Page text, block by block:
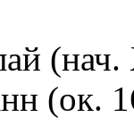
(нач.
(ок.